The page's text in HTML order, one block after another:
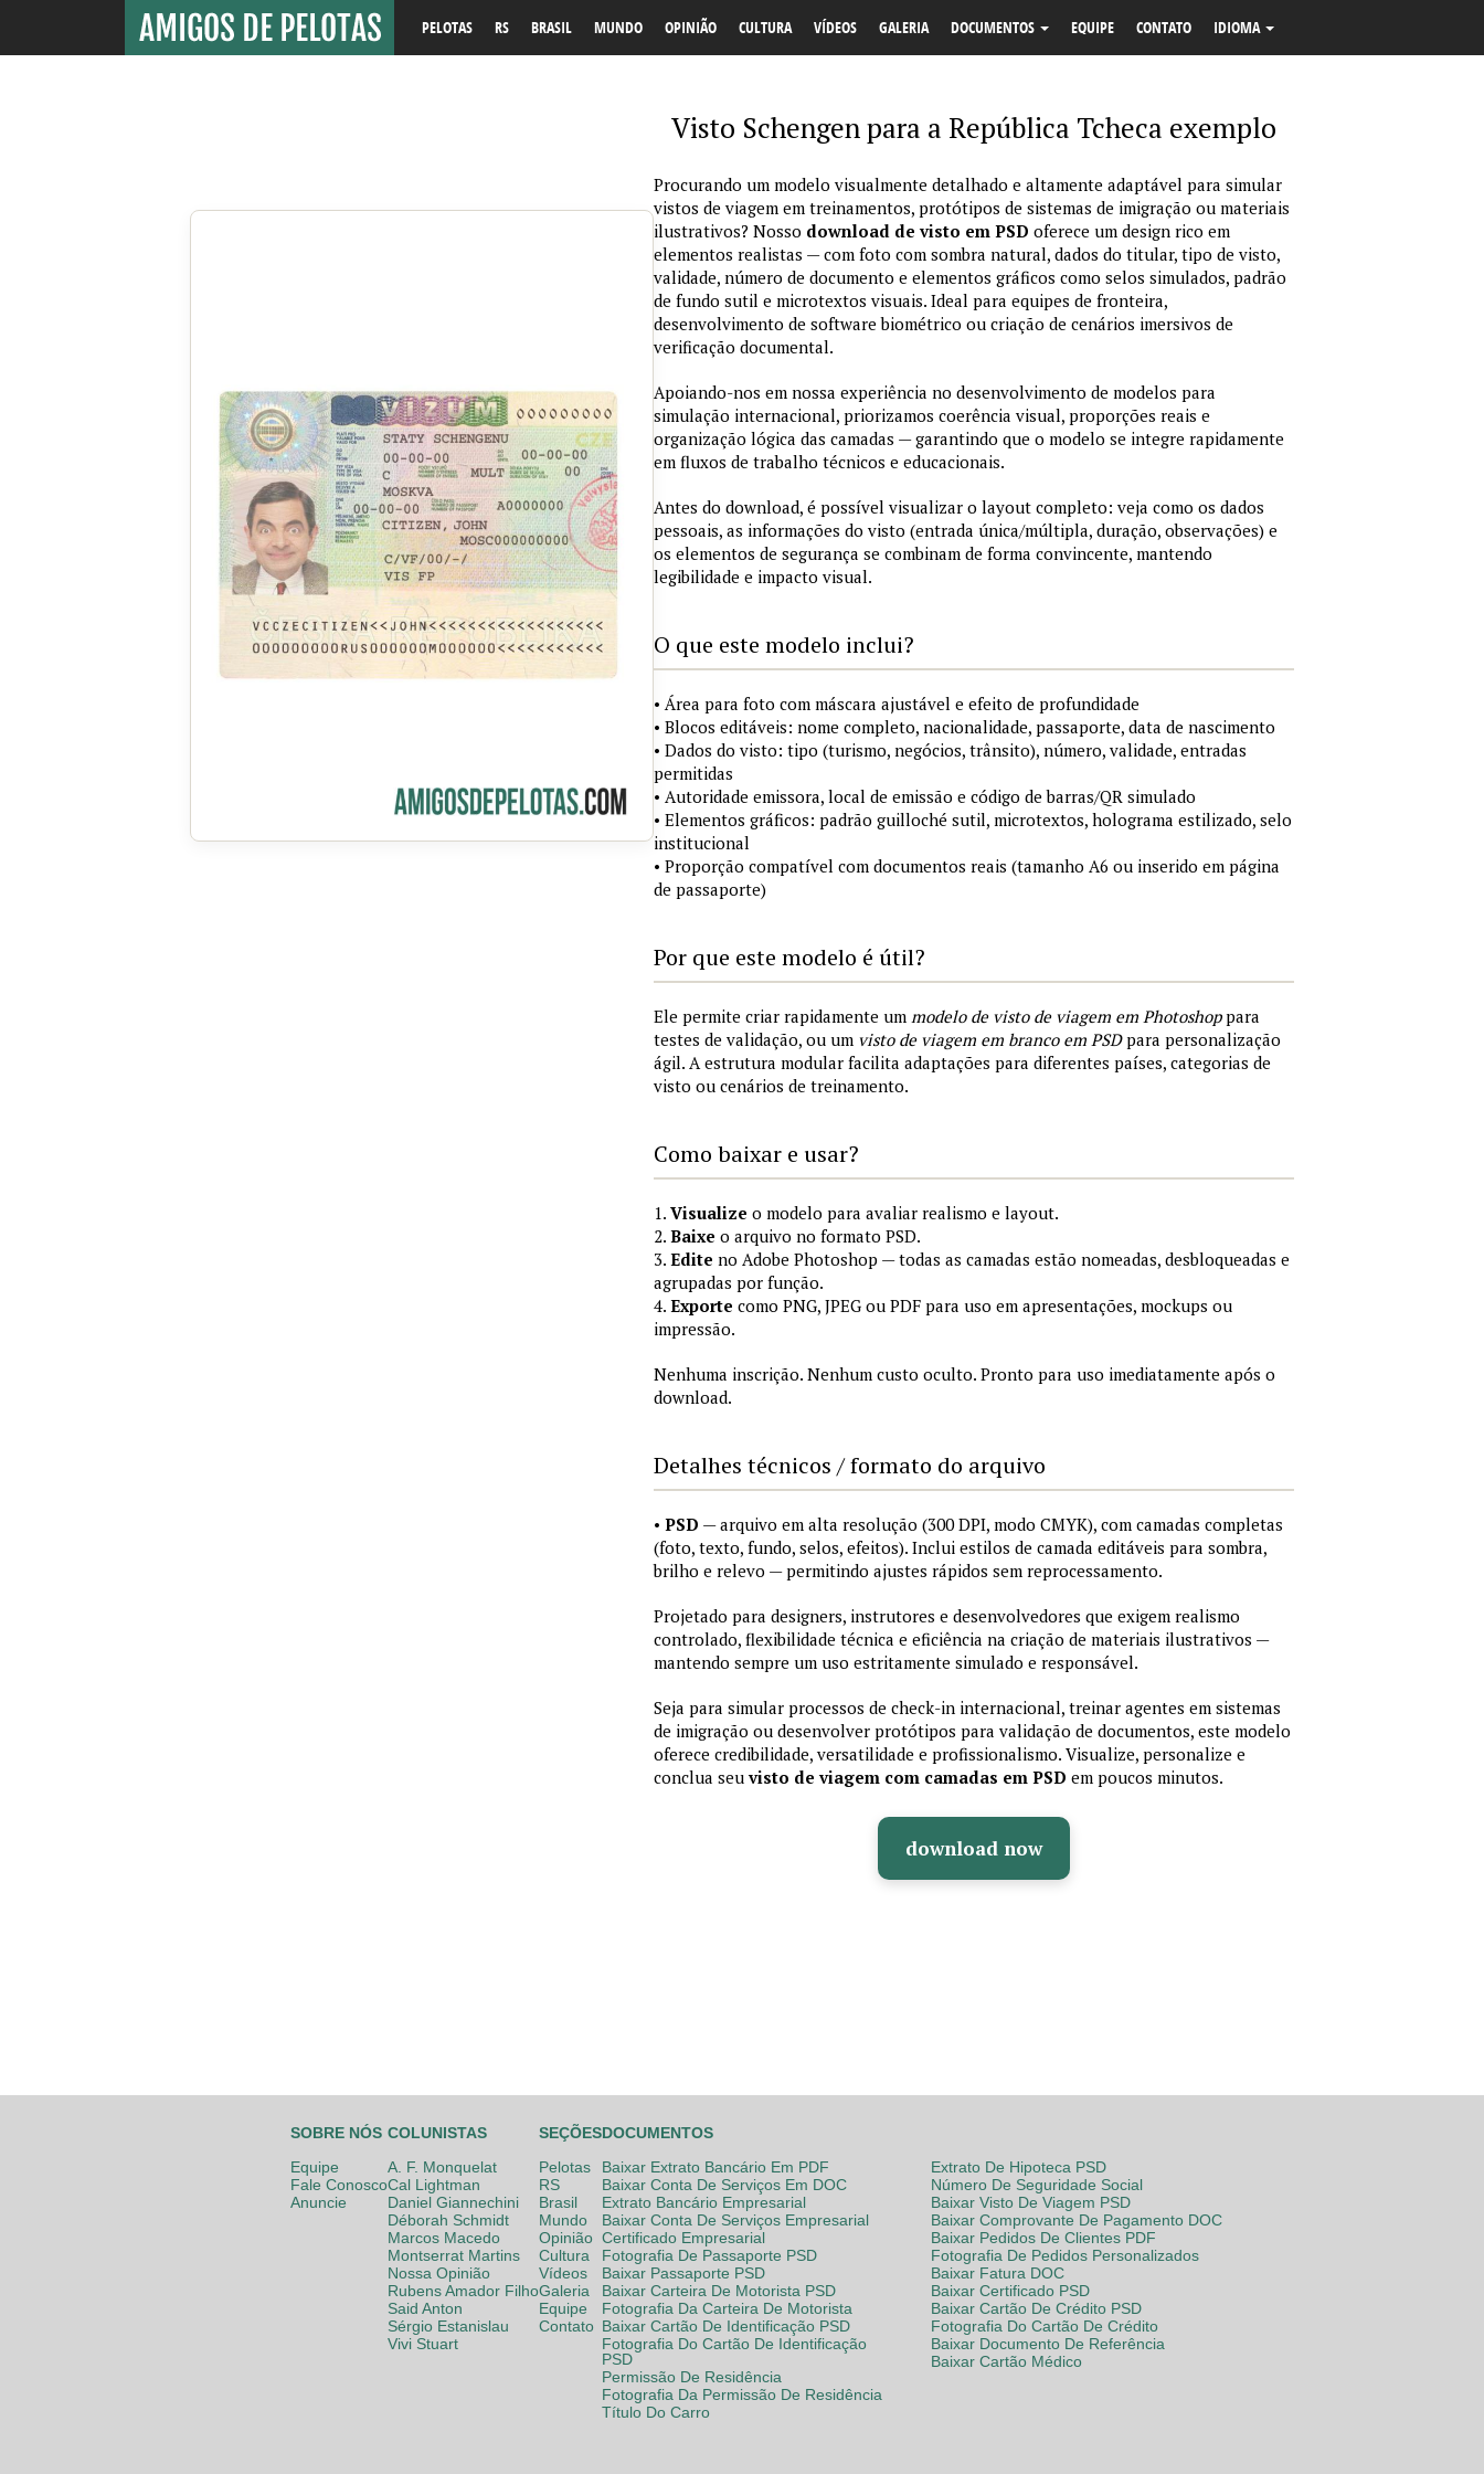
PELOTAS RS BRASIL MUNDO OPINIÃO CULTURA VÍDEOS GALERIA DOCUMENTOS EQUIPE CONTATO IDIOMA
Visto Schengen para a República Tcheca exemplo
Procurando um modelo visualmente detalhado e altamente adaptável para simular
vistos de viagem em treinamentos, protótipos de sistemas de imigração ou materiais
ilustrativos? Nosso download de visto em PSD oferece um design rico em
elementos realistas — com foto com sombra natural, dados do titular, tipo de visto,
validade, número de documento e elementos gráficos como selos simulados, padrão
de fundo sutil e microtextos visuais. Ideal para equipes de fronteira,
desenvolvimento de software biométrico ou criação de cenários imersivos de
verificação documental.
Apoiando-nos em nossa experiência no desenvolvimento de modelos para
simulação internacional, priorizamos coerência visual, proporções reais e
organização lógica das camadas — garantindo que o modelo se integre rapidamente
em fluxos de trabalho técnicos e educacionais.
Antes do download, é possível visualizar o layout completo: veja como os dados
pessoais, as informações do visto (entrada única/múltipla, duração, observações) e
os elementos de segurança se combinam de forma convincente, mantendo
legibilidade e impacto visual.
O que este modelo inclui?
• Área para foto com máscara ajustável e efeito de profundidade
• Blocos editáveis: nome completo, nacionalidade, passaporte, data de nascimento
• Dados do visto: tipo (turismo, negócios, trânsito), número, validade, entradas
permitidas
• Autoridade emissora, local de emissão e código de barras/QR simulado
• Elementos gráficos: padrão guilloché sutil, microtextos, holograma estilizado, selo
institucional
• Proporção compatível com documentos reais (tamanho A6 ou inserido em página
de passaporte)
Por que este modelo é útil?
Ele permite criar rapidamente um modelo de visto de viagem em Photoshoppara
testes de validação, ou um visto de viagem em branco em PSDpara personalização
ágil. A estrutura modular facilita adaptações para diferentes países, categorias de
visto ou cenários de treinamento.
Como baixar e usar?
1. Visualize o modelo para avaliar realismo e layout.
2. Baixe o arquivo no formato PSD.
3. Edite no Adobe Photoshop — todas as camadas estão nomeadas, desbloqueadas e
agrupadas por função.
4. Exporte como PNG, JPEG ou PDF para uso em apresentações, mockups ou
impressão.
Nenhuma inscrição. Nenhum custo oculto. Pronto para uso imediatamente após o
download.
Detalhes técnicos / formato do arquivo
• PSD — arquivo em alta resolução (300 DPI, modo CMYK), com camadas completas
(foto, texto, fundo, selos, efeitos). Inclui estilos de camada editáveis para sombra,
brilho e relevo — permitindo ajustes rápidos sem reprocessamento.
Projetado para designers, instrutores e desenvolvedores que exigem realismo
controlado, flexibilidade técnica e eficiência na criação de materiais ilustrativos —
mantendo sempre um uso estritamente simulado e responsável.
Seja para simular processos de check-in internacional, treinar agentes em sistemas
de imigração ou desenvolver protótipos para validação de documentos, este modelo
oferece credibilidade, versatilidade e profissionalismo. Visualize, personalize e
conclua seuvisto de viagem com camadas em PSD em poucos minutos.
download now
SOBRE NÓS
Equipe
Fale Conosco
Anuncie
COLUNISTAS
A. F. Monquelat
Cal Lightman
Daniel Giannechini
Déborah Schmidt
Marcos Macedo
Montserrat Martins
Nossa Opinião
Rubens Amador Filho
Said Anton
Sérgio Estanislau
Vivi Stuart
SEÇÕES
Pelotas
RS
Brasil
Mundo
Opinião
Cultura
Vídeos
Galeria
Equipe
Contato
DOCUMENTOS
Baixar Extrato Bancário Em PDF
Baixar Conta De Serviços Em DOC
Extrato Bancário Empresarial
Baixar Conta De Serviços Empresarial
Certificado Empresarial
Fotografia De Passaporte PSD
Baixar Passaporte PSD
Baixar Carteira De Motorista PSD
Fotografia Da Carteira De Motorista
Baixar Cartão De Identificação PSD
Fotografia Do Cartão De Identificação
PSD
Permissão De Residência
Fotografia Da Permissão De Residência
Título Do Carro
Extrato De Hipoteca PSD
Número De Seguridade Social
Baixar Visto De Viagem PSD
Baixar Comprovante De Pagamento DOC
Baixar Pedidos De Clientes PDF
Fotografia De Pedidos Personalizados
Baixar Fatura DOC
Baixar Certificado PSD
Baixar Cartão De Crédito PSD
Fotografia Do Cartão De Crédito
Baixar Documento De Referência
Baixar Cartão Médico